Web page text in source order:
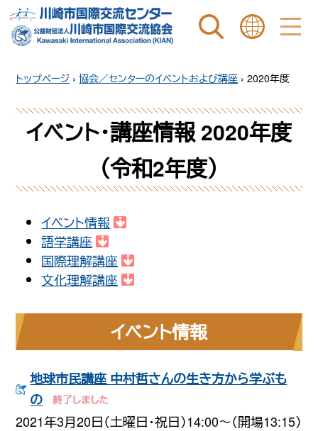
ページ内を検索
ことば
トップページ › 協会／センターのイベントおよび講座 › 2020年度
イベント・講座情報2020年度
（令和2年度）
イベント情報
語学講座
国際理解講座
文化理解講座
イベント情報
地球市民講座 中村哲さんの生き方から学ぶも
の
2021年3月20日（土曜日・祝日）14:00〜（開場13:15）